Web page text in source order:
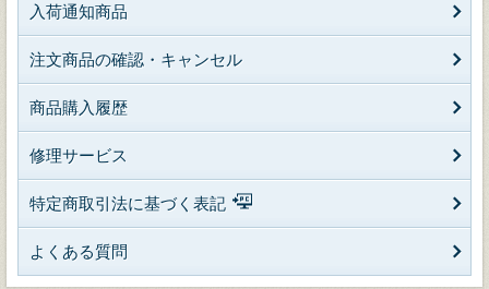
入荷通知商品
注文商品の確認・キャンセル
商品購入履歴
修理サービス
特定商取引法に基づく表記
よくある質問